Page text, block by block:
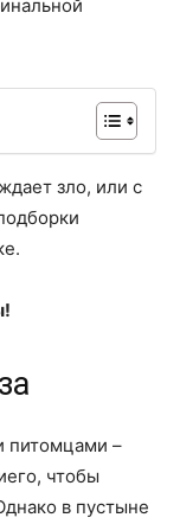
зло, или с
питомцами –
чтобы
в пустыне